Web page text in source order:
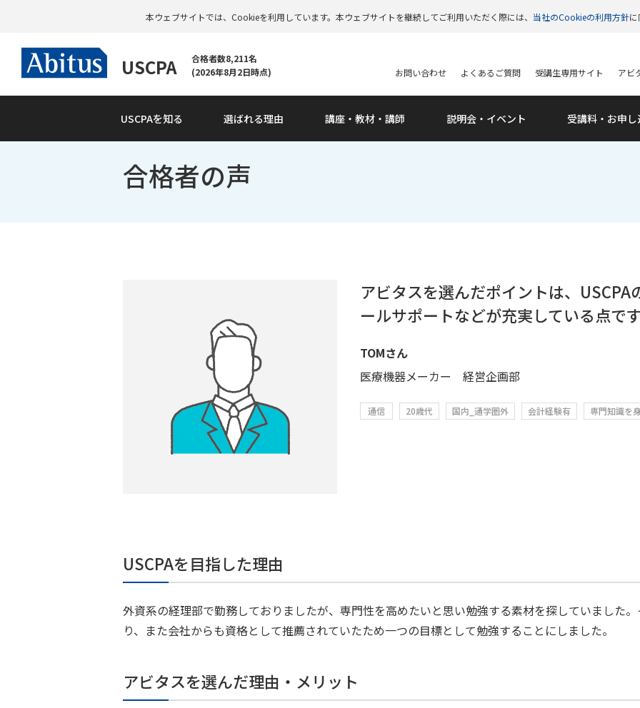
本ウェブサイトでは、Cookieを利用しています。本ウェブサイトを継続してご利用いただく際には、 当社のCookieの利用方針
USCPA
合格者数8,211名
(2026年8月2日時点)
USCPAを知る 選ばれる理由 講座・教材・講師 説明会・ イベント 受講料・ お申
お問い合わせ よくあるご質問 受講生専用サイト アビ
合格者の声
アビタスを選んだポイントは、
ールサポートなどが充実している点で
TOMさん
医療機器メーカー 経営企画部
通信 20歳代 国内_通学圏外 会計経験有 専門知識を
USCPAを目指した理由
外資系の経理部で勤務しておりましたが、専門性を高めたいと思い勉強する素材を探していました
り、また会社からも資格として推薦されていたため一つの目標として勉強することにしました。
アビタスを選んだ理由・メリット